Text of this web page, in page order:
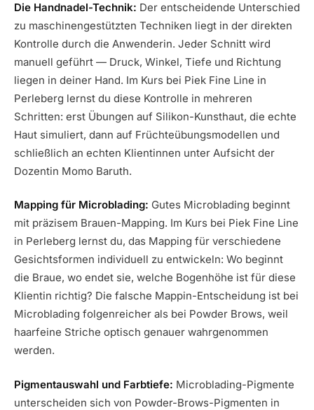
Die Handnadel-Technik: Der entscheidende Unterschied
zu maschinengestützten Techniken liegt in der direkten
Kontrolle durch die Anwenderin. Jeder Schnitt wird
manuell geführt — Druck, Winkel, Tiefe und Richtung
liegen in deiner Hand. Im Kurs bei Piek Fine Line in
Perleberg lernst du diese Kontrolle in mehreren
Schritten: erst Übungen auf Silikon-Kunsthaut, die echte
Haut simuliert, dann auf Früchteübungsmodellen und
schließlich an echten Klientinnen unter Aufsicht der
Dozentin Momo Baruth.
Mapping für Microblading: Gutes Microblading beginnt
mit präzisem Brauen-Mapping. Im Kurs bei Piek Fine Line
in Perleberg lernst du, das Mapping für verschiedene
Gesichtsformen individuell zu entwickeln: Wo beginnt
die Braue, wo endet sie, welche Bogenhöhe ist für diese
Klientin richtig? Die falsche Mappin-Entscheidung ist bei
Microblading folgenreicher als bei Powder Brows, weil
haarfeine Striche optisch genauer wahrgenommen
werden.
Pigmentauswahl und Farbtiefe: Microblading-Pigmente
unterscheiden sich von Powder-Brows-Pigmenten in